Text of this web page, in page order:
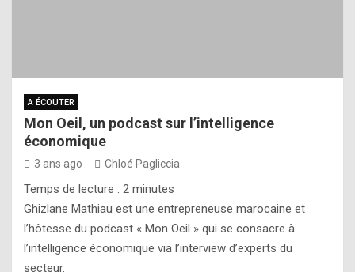
A ÉCOUTER
Mon Oeil, un podcast sur l’intelligence
économique
3 ans ago Chloé Pagliccia
Temps de lecture : 2 minutes
Ghizlane Mathiau est une entrepreneuse marocaine et
l’hôtesse du podcast « Mon Oeil » qui se consacre à
l’intelligence économique via l’interview d’experts du
secteur.